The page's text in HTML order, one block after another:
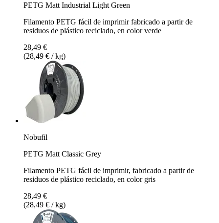
PETG Matt Industrial Light Green
Filamento PETG fácil de imprimir fabricado a partir de
residuos de plástico reciclado, en color verde
28,49 €
(28,49 € / kg)
Nobufil
PETG Matt Classic Grey
Filamento PETG fácil de imprimir, fabricado a partir de
residuos de plástico reciclado, en color gris
28,49 €
(28,49 € / kg)